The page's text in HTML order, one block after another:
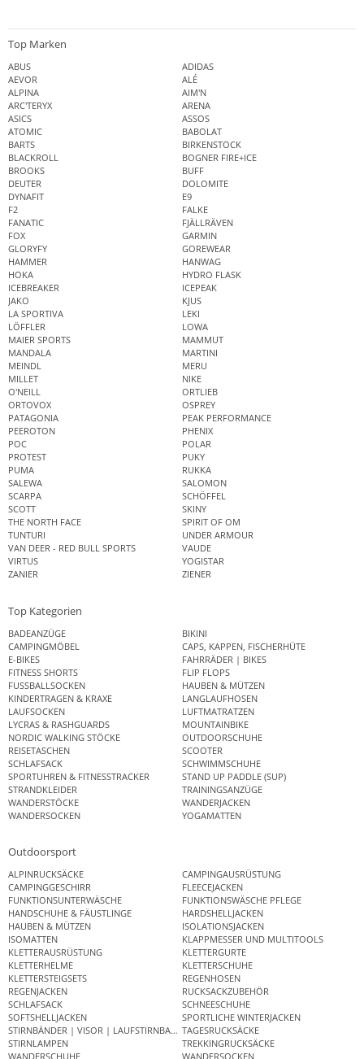
Top Marken
ABUS
ADIDAS
AEVOR
ALÉ
ALPINA
AIM'N
ARC'TERYX
ARENA
ASICS
ASSOS
ATOMIC
BABOLAT
BARTS
BIRKENSTOCK
BLACKROLL
BOGNER FIRE+ICE
BROOKS
BUFF
DEUTER
DOLOMITE
DYNAFIT
E9
F2
FALKE
FANATIC
FJÄLLRÄVEN
FOX
GARMIN
GLORYFY
GOREWEAR
HAMMER
HANWAG
HOKA
HYDRO FLASK
ICEBREAKER
ICEPEAK
JAKO
KJUS
LA SPORTIVA
LEKI
LÖFFLER
LOWA
MAIER SPORTS
MAMMUT
MANDALA
MARTINI
MEINDL
MERU
MILLET
NIKE
O'NEILL
ORTLIEB
ORTOVOX
OSPREY
PATAGONIA
PEAK PERFORMANCE
PEEROTON
PHENIX
POC
POLAR
PROTEST
PUKY
PUMA
RUKKA
SALEWA
SALOMON
SCARPA
SCHÖFFEL
SCOTT
SKINY
THE NORTH FACE
SPIRIT OF OM
TUNTURI
UNDER ARMOUR
VAN DEER - RED BULL SPORTS
VAUDE
VIRTUS
YOGISTAR
ZANIER
ZIENER
Top Kategorien
BADEANZÜGE
BIKINI
CAMPINGMÖBEL
CAPS, KAPPEN, FISCHERHÜTE
E-BIKES
FAHRRÄDER | BIKES
FITNESS SHORTS
FLIP FLOPS
FUSSBALLSOCKEN
HAUBEN & MÜTZEN
KINDERTRAGEN & KRAXE
LANGLAUFHOSEN
LAUFSOCKEN
LUFTMATRATZEN
LYCRAS & RASHGUARDS
MOUNTAINBIKE
NORDIC WALKING STÖCKE
OUTDOORSCHUHE
REISETASCHEN
SCOOTER
SCHLAFSACK
SCHWIMMSCHUHE
SPORTUHREN & FITNESSTRACKER
STAND UP PADDLE (SUP)
STRANDKLEIDER
TRAININGSANZÜGE
WANDERSTÖCKE
WANDERJACKEN
WANDERSOCKEN
YOGAMATTEN
Outdoorsport
ALPINRUCKSÄCKE
CAMPINGAUSRÜSTUNG
CAMPINGGESCHIRR
FLEECEJACKEN
FUNKTIONSUNTERWÄSCHE
FUNKTIONSWÄSCHE PFLEGE
HANDSCHUHE & FÄUSTLINGE
HARDSHELLJACKEN
HAUBEN & MÜTZEN
ISOLATIONSJACKEN
ISOMATTEN
KLAPPMESSER UND MULTITOOLS
KLETTERAUSRÜSTUNG
KLETTERGURTE
KLETTERHELME
KLETTERSCHUHE
KLETTERSTEIGSETS
REGENHOSEN
REGENJACKEN
RUCKSACKZUBEHÖR
SCHLAFSACK
SCHNEESCHUHE
SOFTSHELLJACKEN
SPORTLICHE WINTERJACKEN
STIRNBÄNDER | VISOR | LAUFSTIRNBANDTAGESRUCKSÄCKE
STIRNLAMPEN
TREKKINGRUCKSÄCKE
WANDERSCHUHE
WANDERSOCKEN